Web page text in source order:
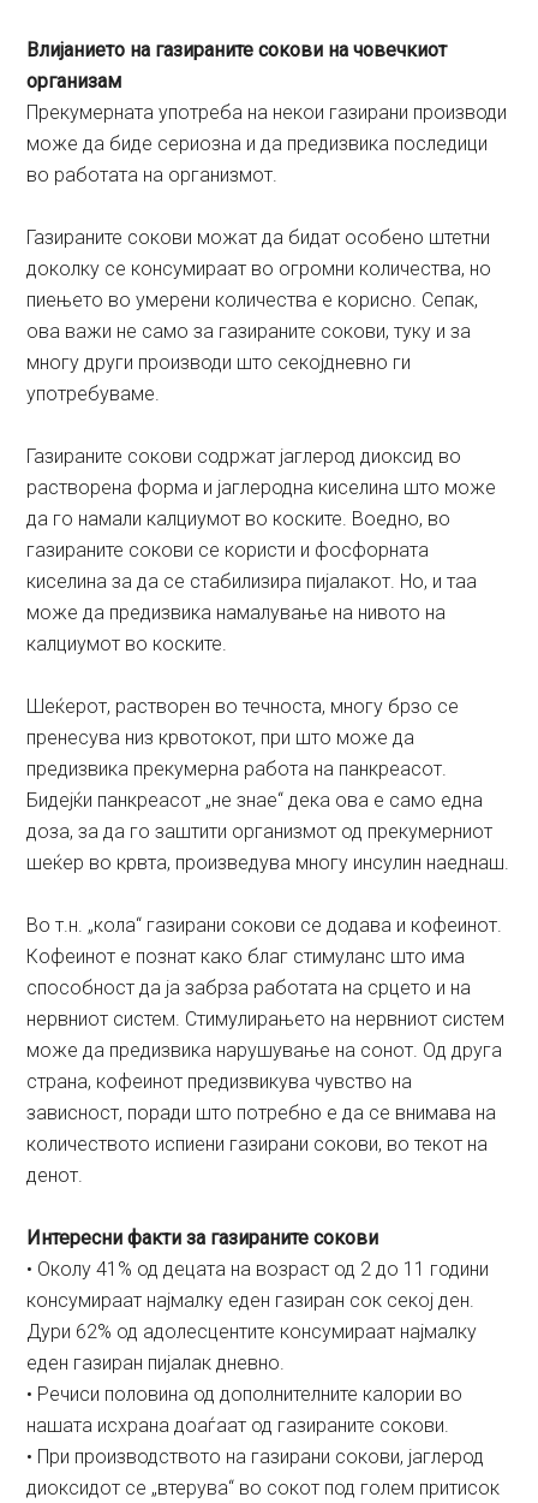
Влијанието на газираните сокови на човечкиот
организам
Прекумерната употреба на некои газирани производи
може да биде сериозна и да предизвика последици
во работата на организмот.
Газираните сокови можат да бидат особено штетни
доколку се консумираат во огромни количества, но
пиењето во умерени количества е корисно. Сепак,
ова важи не само за газираните сокови, туку и за
многу други производи што секојдневно ги
употребуваме.
Газираните сокови содржат јаглерод диоксид во
растворена форма и јаглеродна киселина што може
да го намали калциумот во коските. Воедно, во
газираните сокови се користи и фосфорната
киселина за да се стабилизира пијалакот. Но, и таа
може да предизвика намалување на нивото на
калциумот во коските.
Шеќерот, растворен во течноста, многу брзо се
пренесува низ крвотокот, при што може да
предизвика прекумерна работа на панкреасот.
Бидејќи панкреасот „не знае“ дека ова е само една
доза, за да го заштити организмот од прекумерниот
шеќер во крвта, произведува многу инсулин наеднаш.
Во т.н. „кола“ газирани сокови се додава и кофеинот.
Кофеинот е познат како благ стимуланс што има
способност да ја забрза работата на срцето и на
нервниот систем. Стимулирањето на нервниот систем
може да предизвика нарушување на сонот. Од друга
страна, кофеинот предизвикува чувство на
зависност, поради што потребно е да се внимава на
количеството испиени газирани сокови, во текот на
денот.
Интересни факти за газираните сокови
• Околу 41% од децата на возраст од 2 до 11 години
консумираат најмалку еден газиран сок секој ден.
Дури 62% од адолесцентите консумираат најмалку
еден газиран пијалак дневно.
• Речиси половина од дополнителните калории во
нашата исхрана доаѓаат од газираните сокови.
• При производството на газирани сокови, јаглерод
диоксидот се „втерува“ во сокот под голем притисок